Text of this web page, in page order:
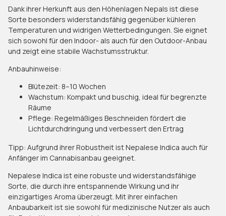
Dank ihrer Herkunft aus den Höhenlagen Nepals ist diese
Sorte besonders widerstandsfähig gegenüber kühleren
Temperaturen und widrigen Wetterbedingungen. Sie eignet
sich sowohl für den Indoor- als auch für den Outdoor-Anbau
und zeigt eine stabile Wachstumsstruktur.​
Anbauhinweise:
Blütezeit: 8–10 Wochen​
Wachstum: Kompakt und buschig, ideal für begrenzte
Räume​
Pflege: Regelmäßiges Beschneiden fördert die
Lichtdurchdringung und verbessert den Ertrag​
Tipp: Aufgrund ihrer Robustheit ist Nepalese Indica auch für
Anfänger im Cannabisanbau geeignet.​
Nepalese Indica ist eine robuste und widerstandsfähige
Sorte, die durch ihre entspannende Wirkung und ihr
einzigartiges Aroma überzeugt. Mit ihrer einfachen
Anbaubarkeit ist sie sowohl für medizinische Nutzer als auch